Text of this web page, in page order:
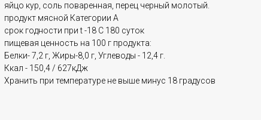
яйцо кур, соль поваренная, перец черный молотый.
продукт мясной Категории А
срок годности при t -18 C 180 суток
пищевая ценность на 100 г продукта:
Белки- 7,2 г, Жиры-8,0 г, Углеводы - 12,4 г.
Ккал - 150,4 / 627кДж
Хранить при температуре не выше минус 18 градусов